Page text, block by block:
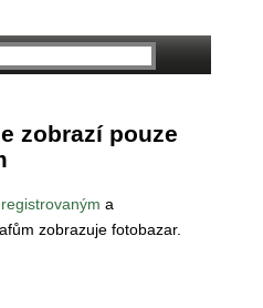
zobrazí pouze
registrovaným a
zobrazuje fotobazar.